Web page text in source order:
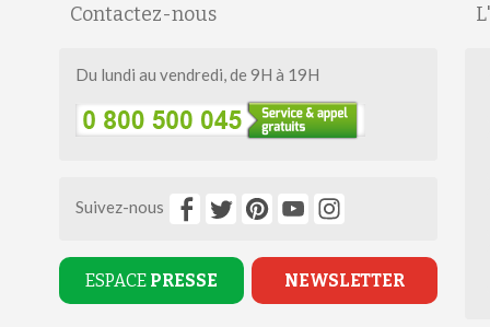
Contactez-nous
Du lundi au vendredi, de 9H à 19H
Suivez-nous
ESPACE PRESSE NEWSLETTER